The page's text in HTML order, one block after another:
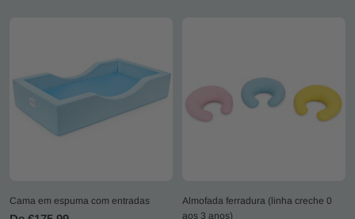
Cama em espuma com entradas
Almofada ferradura (linha creche 0
aos 3 anos)